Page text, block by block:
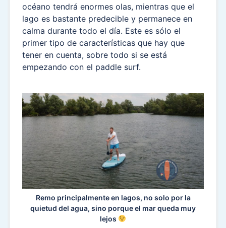
océano tendrá enormes olas, mientras que el
lago es bastante predecible y permanece en
calma durante todo el día. Este es sólo el
primer tipo de características que hay que
tener en cuenta, sobre todo si se está
empezando con el paddle surf.
Remo principalmente en lagos, no solo por la
quietud del agua, sino porque el mar queda muy
lejos